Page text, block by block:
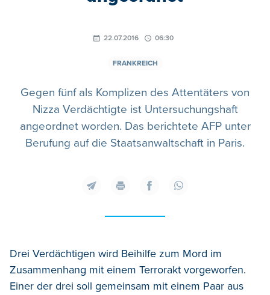
22.07.2016 06:30
FRANKREICH
Gegen fünf als Komplizen des Attentäters von
Nizza Verdächtigte ist Untersuchungshaft
angeordnet worden. Das berichtete AFP unter
Berufung auf die Staatsanwaltschaft in Paris.
Drei Verdächtigen wird Beihilfe zum Mord im
Zusammenhang mit einem Terrorakt vorgeworfen.
Einer der drei soll gemeinsam mit einem Paar aus